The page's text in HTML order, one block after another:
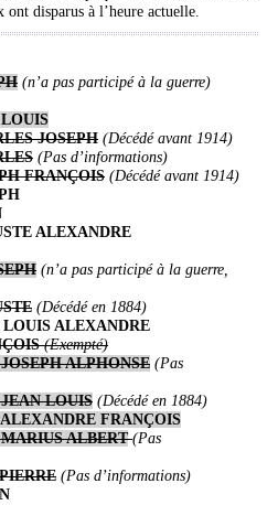
ont disparus à l’heure actuelle.
(n’a pas participé à la guerre)
JOSEPH (Décédé avant 1914)
(Pas d’informations)
FRANÇOIS (Décédé avant 1914)
ALEXANDRE
(n’a pas participé à la guerre,
(Décédé en 1884)
ALEXANDRE
(Exempté)
ALPHONSE (Pas
LOUIS (Décédé en 1884)
FRANÇOIS
ALBERT (Pas
(Pas d’informations)